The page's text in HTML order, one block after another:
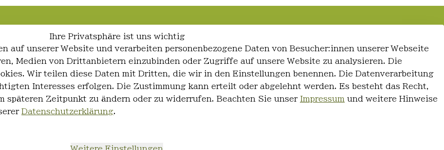
Ihre Privatsphäre ist uns wichtig
auf unserer Website und verarbeiten personenbezogene Daten von Besucher:innen unserer Webseite
Medien von Drittanbietern einzubinden oder Zugriffe auf unsere Website zu analysieren. Die
Wir teilen diese Daten mit Dritten, die wir in den Einstellungen benennen. Die Datenverarbeitung
Interesses erfolgen. Die Zustimmung kann erteilt oder abgelehnt werden. Es besteht das Recht,
Zeitpunkt zu ändern oder zu widerrufen. Beachten Sie unser Impressum und weitere Hinweise
Datenschutzerklärung.